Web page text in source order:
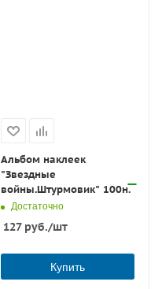
Альбом наклеек
"Звездные
войны.Штурмовик" 100н.
Достаточно
127руб./шт
Купить